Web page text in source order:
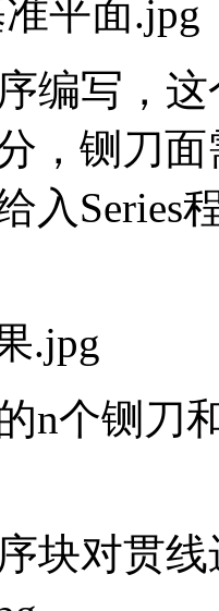
编写，
，铡刀
入Series
n个铡刀
块对贯